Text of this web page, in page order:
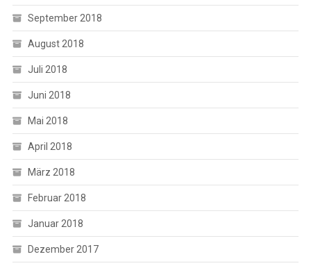
September 2018
August 2018
Juli 2018
Juni 2018
Mai 2018
April 2018
März 2018
Februar 2018
Januar 2018
Dezember 2017